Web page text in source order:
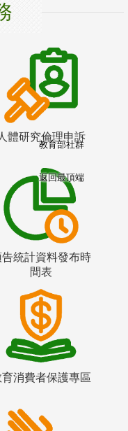
人體研究倫理申訴
告統計資料發布時
間表
育消費者保護專區
教育部社群
返回最頂端